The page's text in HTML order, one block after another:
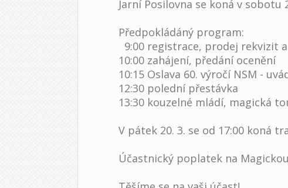
Jarní Posilovna se koná v sobotu
Předpokládáný program:
9:00 registrace, prodej rekvizit
10:00 zahájení, předání ocenění
10:15 Oslava 60. výročí NSM -
12:30 polední přestávka
13:30 kouzelné mládí, magická
V pátek 20. 3. se od 17:00 koná
Účastnický poplatek na